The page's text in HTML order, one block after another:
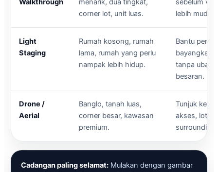
Walkthrough
menarik, dua tingkat,
corner lot, unit luas.
sebelum
lebih
Light
Staging
Rumah kosong, rumah
lama, rumah yang perlu
nampak lebih hidup.
Bantu
bayangkan
tanpa ubah
besaran.
Drone /
Aerial
Banglo, tanah luas,
corner besar, kawasan
premium.
Tunjuk
akses, lot
surrounding.
Cadangan paling selamat: Mulakan dengan gambar